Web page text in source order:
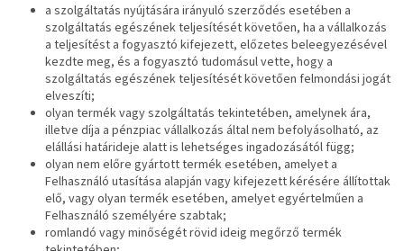
a szolgáltatás nyújtására irányuló szerződés esetében a
szolgáltatás egészének teljesítését követően, ha a vállalkozás
a teljesítést a fogyasztó kifejezett, előzetes beleegyezésével
kezdte meg, és a fogyasztó tudomásul vette, hogy a
szolgáltatás egészének teljesítését követően felmondási jogát
elveszíti;
olyan termék vagy szolgáltatás tekintetében, amelynek ára,
illetve díja a pénzpiac vállalkozás által nem befolyásolható, az
elállási határideje alatt is lehetséges ingadozásától függ;
olyan nem előre gyártott termék esetében, amelyet a
Felhasználó utasítása alapján vagy kifejezett kérésére állítottak
elő, vagy olyan termék esetében, amelyet egyértelműen a
Felhasználó személyére szabtak;
romlandó vagy minőségét rövid ideig megőrző termék